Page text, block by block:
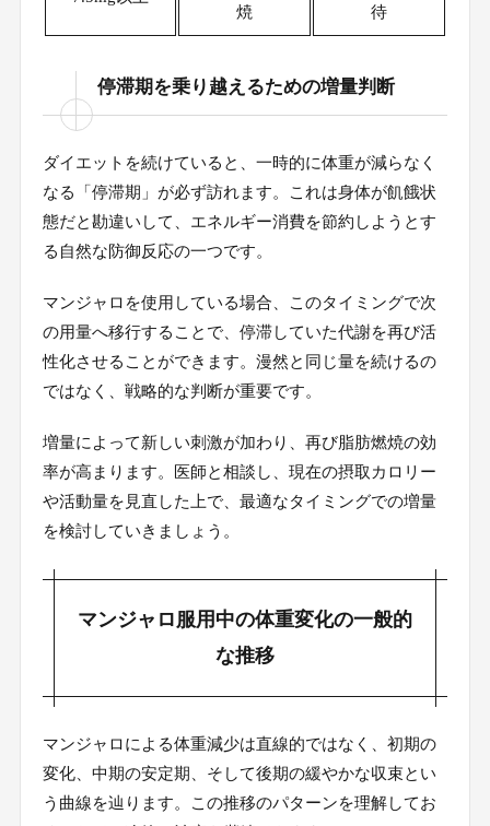
焼
待
停滞期を乗り越えるための増量判断
ダイエットを続けていると、一時的に体重が減らなく
なる「停滞期」が必ず訪れます。これは身体が飢餓状
態だと勘違いして、エネルギー消費を節約しようとす
る自然な防御反応の一つです。
マンジャロを使用している場合、このタイミングで次
の用量へ移行することで、停滞していた代謝を再び活
性化させることができます。漫然と同じ量を続けるの
ではなく、戦略的な判断が重要です。
増量によって新しい刺激が加わり、再び脂肪燃焼の効
率が高まります。医師と相談し、現在の摂取カロリー
や活動量を見直した上で、最適なタイミングでの増量
を検討していきましょう。
マンジャロ服用中の体重変化の一般的
な推移
マンジャロによる体重減少は直線的ではなく、初期の
変化、中期の安定期、そして後期の緩やかな収束とい
う曲線を辿ります。この推移のパターンを理解してお